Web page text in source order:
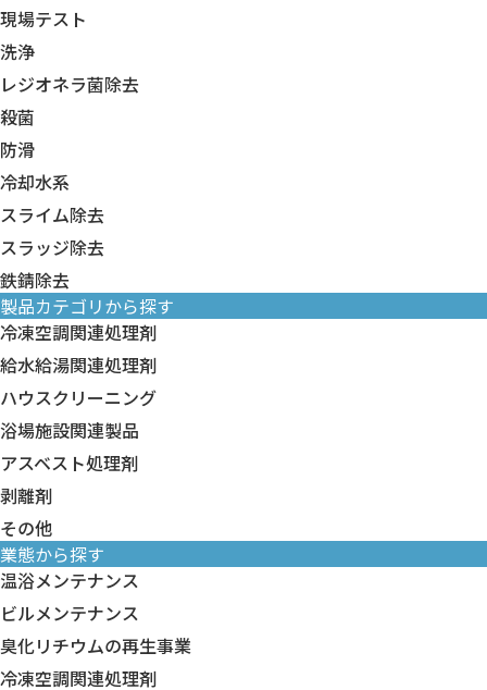
現場テスト
洗浄
レジオネラ菌除去
殺菌
防滑
冷却水系
スライム除去
スラッジ除去
鉄錆除去
製品カテゴリから探す
冷凍空調関連処理剤
冷凍空調関連処理剤すべて
臭化リチウム 関連製品
冷却水系
冷温水系
フィンフィルター系
給水給湯関連処理剤
給水給湯関連処理剤すべて
給水給湯 洗浄剤
給水給湯 水処理剤
ハウスクリーニング
ハウスクリーニングすべて
壁面・床面洗浄剤
壁面・床面コート剤
排水管洗浄剤
カビ除去剤
トイレ洗浄剤
白木洗浄剤
厨房用洗浄剤
浴場施設関連製品
浴場施設関連製品すべて
循環配管・ろ過器洗浄剤
防滑剤
温泉スケール抑制剤
浴場清掃薬剤
浴槽水衛生管理薬剤
アスベスト処理剤
アスベスト処理剤すべて
アスベスト処理剤
剥離剤
剥離剤すべて
鋼構造物用水系塗膜剥離剤
建築用塗膜剥離剤
その他
その他すべて
装置・機器類
分析キット・試験紙
業態から探す
温浴メンテナンス
ビルメンテナンス
臭化リチウムの再生事業
冷凍空調関連処理剤